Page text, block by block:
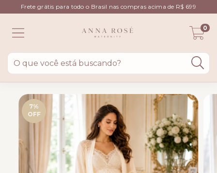
Frete grátis para todo o Brasil nas compras acima de R$ 699
0
7%
OFF